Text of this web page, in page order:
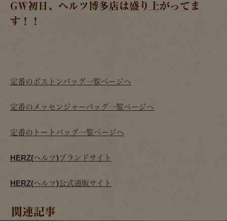
GW初日、ヘルツ博多店は盛り上がってま
す！！
定番のボストンバッグ一覧ページへ
定番のメッセンジャーバッグ一覧ページへ
定番のトートバッグ一覧ページへ
HERZ(ヘルツ)ブランドサイト
HERZ(ヘルツ)公式通販サイト
関連記事